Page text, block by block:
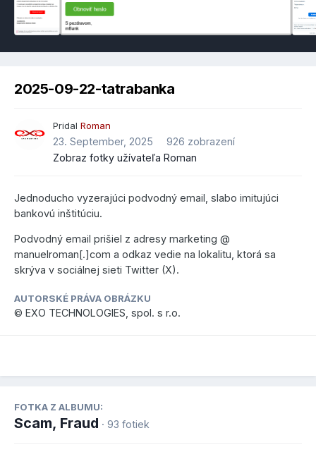
2025-09-22-tatrabanka
Pridal Roman
23. September, 2025
926 zobrazení
Zobraz fotky užívateľa Roman
Jednoducho vyzerajúci podvodný email, slabo imitujúci
bankovú inštitúciu.
Podvodný email prišiel z adresy marketing @
manuelroman[.]com a odkaz vedie na lokalitu, ktorá sa
skrýva v sociálnej sieti Twitter (X).
AUTORSKÉ PRÁVA OBRÁZKU
© EXO TECHNOLOGIES, spol. s r.o.
FOTKA Z ALBUMU:
Scam, Fraud · 93 fotiek